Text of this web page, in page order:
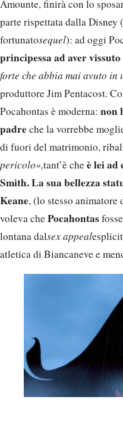
Amounte, finirà con lo
parte rispettata dalla
fortunatosequel): ad oggi
principessa ad aver
forte che abbia mai avuto in
produttore Jim Pentacost.
Pocahontas è moderna: non
padreche la vorrebbe
di fuori del matrimonio,
pericolo»,tant’è cheè lei ad
Smith.La sua bellezza
Keane, (lo stesso animatore
voleva chePocahontas
lontana dalsex appeal
atletica di Biancaneve e